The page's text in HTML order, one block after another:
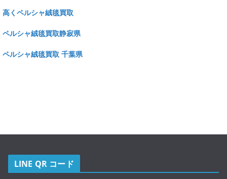
高くペルシャ絨毯買取
ペルシャ絨毯買取静寂県
ペルシャ絨毯買取 千葉県
LINE QR コード